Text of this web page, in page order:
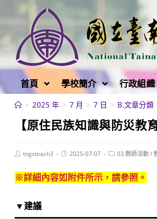
轉
至
容
首頁 學校簡介 行政組
> 2025 年 > 7 月 > 7 日 > B.文章分類
【原住民族知識與防災
Posttngsteach3
Post2025-07-07
Post03.教師活動/
※詳細內容如附件所示，請參照。
▼建議